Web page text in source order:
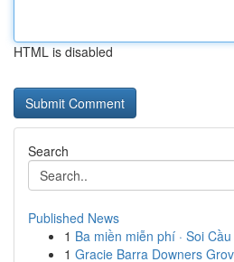
HTML is disabled
Search
Published News
1 Ba miền miễn phí · Soi
1 Gracie Barra Downers